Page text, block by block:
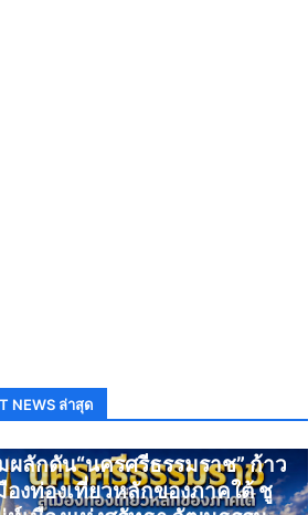
NEWS ล่าสุด
ผลักดัน“นครศรีธรรมราช” ก้าว
องท่องเที่ยวหลักของภาคใต้ ชู